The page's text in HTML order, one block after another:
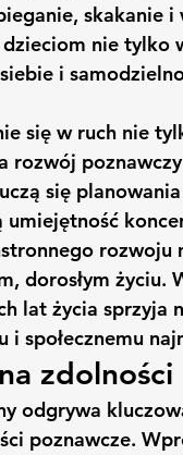
skakanie
nie tylko
i
się w ruch nie
rozwój
się
umiejętność
dorosłym
lat życia
społecznemu
odgrywa
poznawcze.